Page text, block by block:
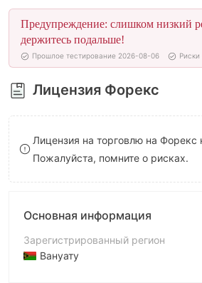
4
5
6
7
8
9
Предупреждение: слишком низкий
держитесь подальше!
Прошлое тестирование 2026-08-06 Риски
Лицензия Форекс
Лицензия на торговлю на Форекс
Пожалуйста, помните о рисках.
Основная информация
Зарегистрированный регион
Вануату